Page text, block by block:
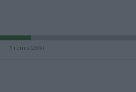
1 remis (25%)